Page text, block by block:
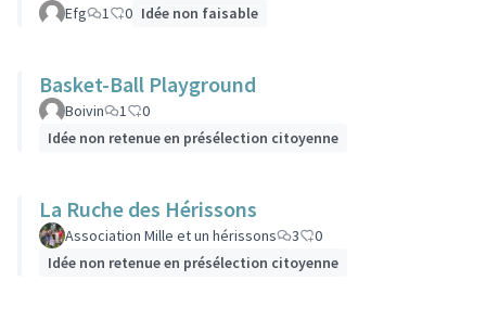
Efg 1 0 Idée non faisable
Basket-Ball Playground
Boivin 1
0
Idée non retenue en présélection citoyenne
La Ruche des Hérissons
Association Mille et un hérissons 3
0
Idée non retenue en présélection citoyenne